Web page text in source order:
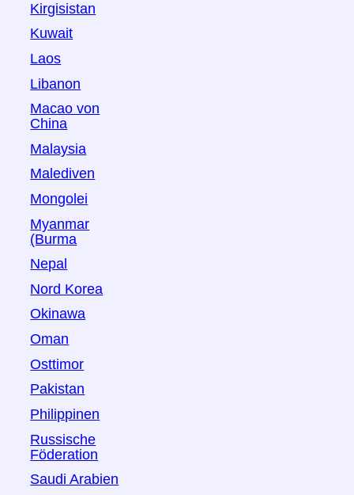
Kirgisistan
Kuwait
Laos
Libanon
Macao von
China
Malaysia
Malediven
Mongolei
Myanmar
(Burma
Nepal
Nord Korea
Okinawa
Oman
Osttimor
Pakistan
Philippinen
Russische
Föderation
Saudi Arabien